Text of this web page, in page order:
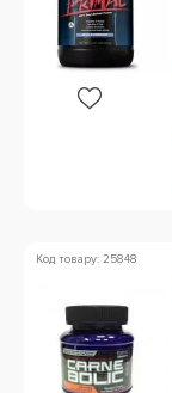
Код товару: 25848